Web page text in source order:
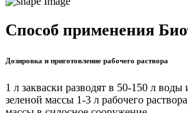
Способ применения
Дозировка и приготовление рабочего раствора
1 л закваски разводят в 50-150 л воды
зеленой массы 1-3 л рабочего